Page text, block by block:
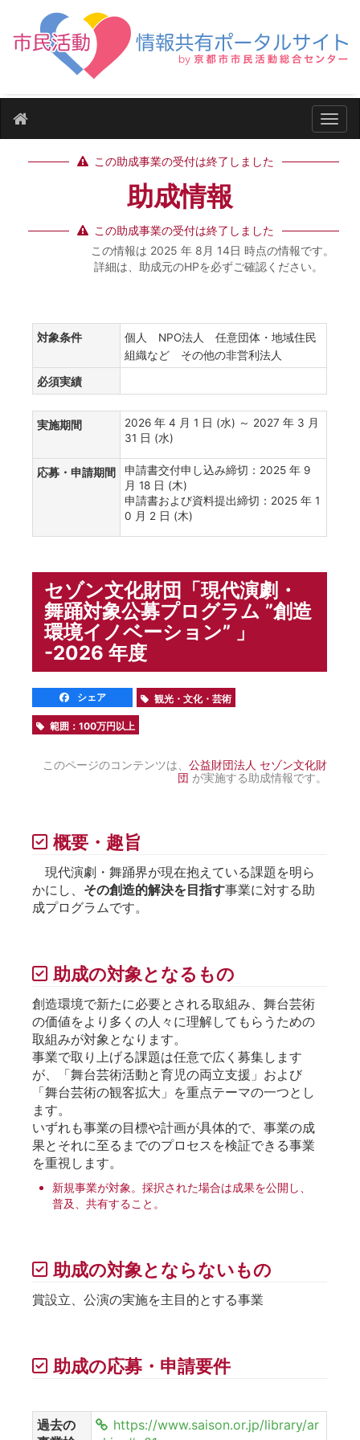
ナビ
この助成事業の受付は終了しました
助成情報
この助成事業の受付は終了しました
この情報は 2025 年 8月 14日 時点の情報です。
詳細は、助成元のHPを必ずご確認ください。
対象条件
個人 NPO法人 任意団体・地域住民
組織など その他の非営利法人
必須実績
実施期間
2026 年 4 月 1 日 (水) ～ 2027 年 3 月
31 日 (水)
応募・申請期間
申請書交付申し込み締切：2025 年 9
月 18 日 (木)
申請書および資料提出締切：2025 年 1
0 月 2 日 (木)
セゾン文化財団「現代演劇・
舞踊対象公募プログラム ”創造
環境イノベーション” 」
-2026 年度
シェア 観光・文化・芸術
範囲：100万円以上
このページのコンテンツは、公益財団法人 セゾン文化財
団 が実施する助成情報です。
概要・趣旨
現代演劇・舞踊界が現在抱えている課題を明ら
かにし、 その創造的解決を目指す事業に対する助
成プログラムです。
助成の対象となるもの
創造環境で新たに必要とされる取組み、舞台芸術
の価値をより多くの人々に理解してもらうための
取組みが対象となります。
事業で取り上げる課題は任意で広く募集します
が、「舞台芸術活動と育児の両立支援」および
「舞台芸術の観客拡大」を重点テーマの一つとし
ます。
いずれも事業の目標や計画が具体的で、事業の成
果とそれに至るまでのプロセスを検証できる事業
を重視します。
新規事業が対象。採択された場合は成果を公開し、
普及、共有すること。
助成の対象とならないもの
賞設立、公演の実施を主目的とする事業
助成の応募・申請要件
過去の
https://www.saison.or.jp/library/ar